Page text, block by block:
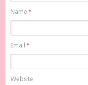
Name*
Email*
Website